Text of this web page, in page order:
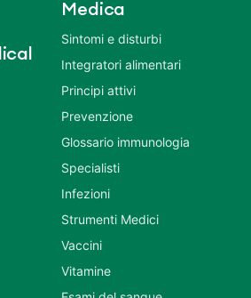
Medica
Sintomi e disturbi
Integratori alimentari
Principi attivi
Prevenzione
Glossario immunologia
Specialisti
Infezioni
Strumenti Medici
Vaccini
Vitamine